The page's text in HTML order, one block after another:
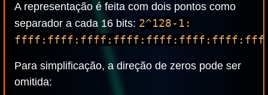
A representação é feita com dois pontos como
separador a cada 16 bits: 2^128-1:
Para simplificação, a direção de zeros pode ser
omitida: